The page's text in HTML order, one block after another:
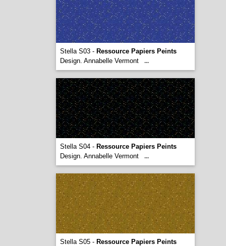
Stella S03 - Ressource Papiers Peints
Design. Annabelle Vermont
...
Stella S04 - Ressource Papiers Peints
Design. Annabelle Vermont
...
Stella S05 - Ressource Papiers Peints